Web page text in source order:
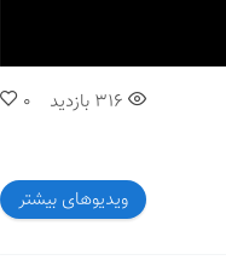
0 316 بازدید
ویدیوهای بیشتر